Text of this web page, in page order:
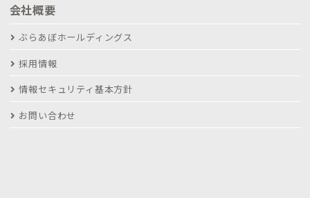
会社概要
ぶらあぼホールディングス
採用情報
情報セキュリティ基本方針
お問い合わせ